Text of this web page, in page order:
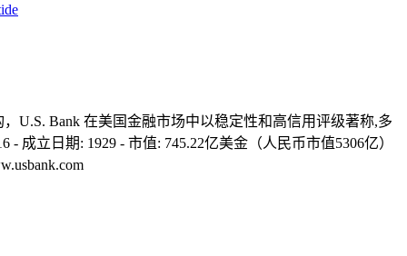
U.S. Bank 在美国金融市场中以稳定性和高信用评级著称,多
成立日期: 1929 - 市值: 745.22亿美金（人民币市值5306亿）